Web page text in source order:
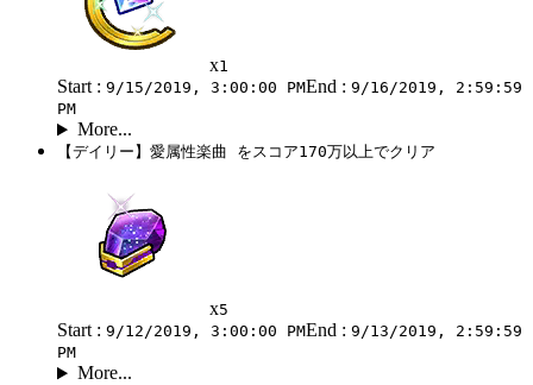
x1
Start : 9/15/2019, 3:00:00 PMEnd : 9/16/2019, 2:59:59
PM
More...
【デイリー】愛属性楽曲 をスコア170万以上でクリア
x5
Start : 9/12/2019, 3:00:00 PMEnd : 9/13/2019, 2:59:59
PM
More...